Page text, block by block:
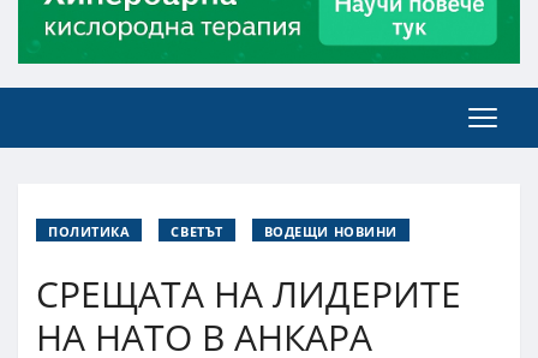
ПОЛИТИКА СВЕТЪТ ВОДЕЩИ НОВИНИ
СРЕЩАТА НА ЛИДЕРИТЕ
НА НАТО В АНКАРА